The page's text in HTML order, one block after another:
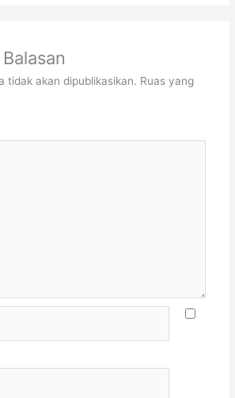
tidak akan dipublikasikan. Ruas yang